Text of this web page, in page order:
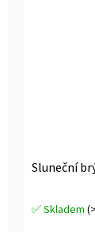
Sluneční
Průměrné
✅ Skladem